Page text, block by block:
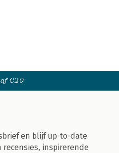
€20
en blijf up-to-date
inspirerende